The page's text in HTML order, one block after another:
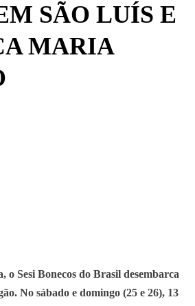
SÃO LUÍS E
MARIA
o Sesi Bonecos do Brasil desembarca
No sábado e domingo (25 e 26), 13